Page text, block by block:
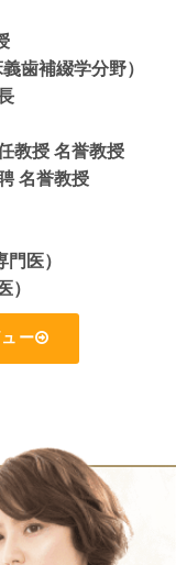
歯補綴学分野）
教授 名誉教授
名誉教授
医）
）
ー